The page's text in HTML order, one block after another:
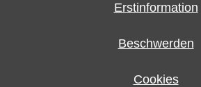
Erstinformation
Beschwerden
Cookies